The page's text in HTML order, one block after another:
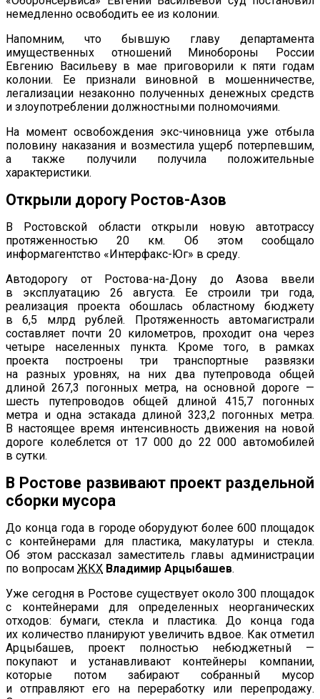
немедленно освободить ее из колонии.
Напомним, что бывшую главу департамента
имущественных отношений Минобороны России
Евгению Васильеву в мае приговорили к пяти годам
колонии. Ее
признали виновной в
мошенничестве,
легализации незаконно полученных денежных средств
и злоупотреблении должностными полномочиями.
На момент освобождения экс-чиновница уже отбыла
половину наказания и возместила ущерб потерпевшим,
а
также получили получила положительные
характеристики.
Открыли дорогу Ростов-Азов
В
Ростовской области открыли новую автотрассу
протяженностью 20
км. Об
этом сообщало
информагентство «Интерфакс-Юг» в среду.
Автодорогу от
Ростова-на-Дону до
Азова ввели
в
эксплуатацию 26 августа. Ее
строили три года,
реализация проекта обошлась областному бюджету
в
6,5 млрд
рублей. Протяженность автомагистрали
составляет почти 20 километров, проходит она через
четыре населенных пункта. Кроме того, в
рамках
проекта построены три транспортные развязки
на
разных уровнях, на
них два путепровода общей
длиной 267,3 погонных метра, на основной дороге —
шесть путепроводов общей длиной 415,7 погонных
метра и одна эстакада длиной 323,2 погонных метра.
В настоящее время интенсивность движения на новой
дороге колеблется от 17 000 до 22 000 автомобилей
в сутки.
В Ростове развивают проект раздельной
сборки мусора
До конца года в городе оборудуют более 600 площадок
с
контейнерами для пластика, макулатуры и стекла.
Об этом рассказал заместитель главы администрации
по вопросам ЖКХ Владимир Арцыбашев.
Уже сегодня в Ростове существует около 300 площадок
с
контейнерами для определенных неорганических
отходов: бумаги, стекла и
пластика. До
конца года
их количество планируют увеличить вдвое. Как отметил
Арцыбашев, проект полностью небюджетный
—
покупают и
устанавливают контейнеры компании,
которые потом забирают собранный мусор
и отправляют его на
переработку или перепродажу.